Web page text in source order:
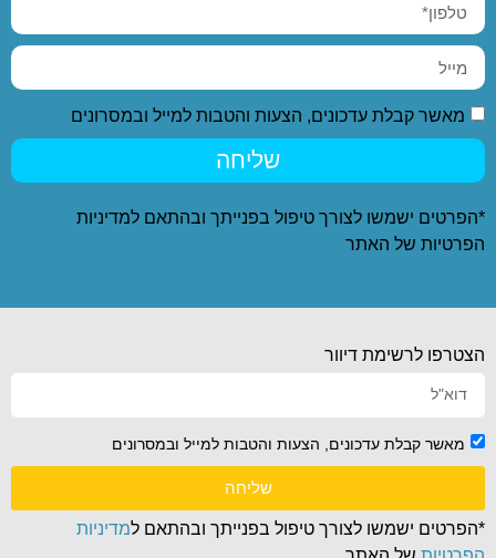
מאשר קבלת עדכונים, הצעות והטבות למייל ובמסרונים
שליחה
*הפרטים ישמשו לצורך טיפול בפנייתך ובהתאם למדיניות
הפרטיות של האתר
הצטרפו לרשימת דיוור
מאשר קבלת עדכונים, הצעות והטבות למייל ובמסרונים
שליחה
*הפרטים ישמשו לצורך טיפול בפנייתך ובהתאם למדיניות